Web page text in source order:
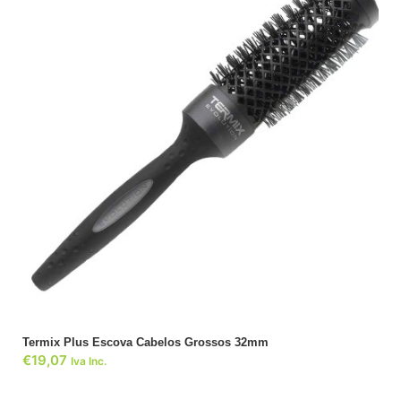
Termix Plus Escova Cabelos Grossos 32mm
€19,07 Iva Inc.